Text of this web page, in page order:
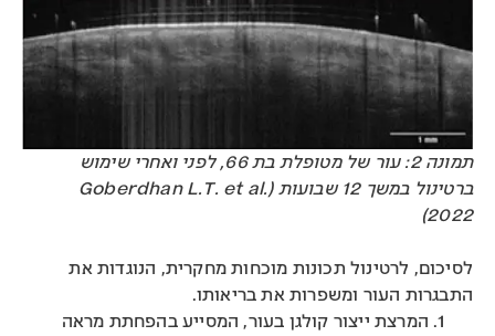
תמונה 2: עור של מטופלת בת 66, לפני ואחרי שימוש
ברטינול במשך 12 שבועות (Goberdhan L.T. et al.
2022)
לסיכום, לרטינול תכונות מוכחות מחקרית, הנוגדות את
התבגרות העור ומשפרות את בריאותו.
המרצת ייצור קולגן בעור, המסייע בהפחתת מראה